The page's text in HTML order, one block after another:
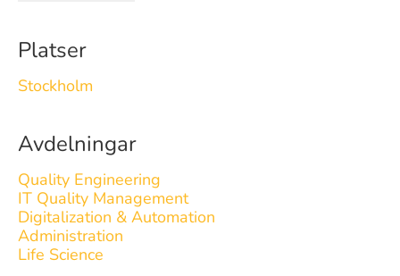
Platser
Stockholm
Avdelningar
Quality Engineering
IT Quality Management
Digitalization & Automation
Administration
Life Science